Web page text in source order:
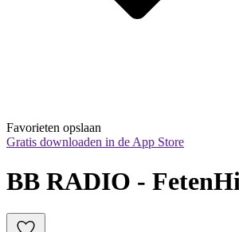
Favorieten opslaan
Gratis downloaden in de App Store
BB RADIO -